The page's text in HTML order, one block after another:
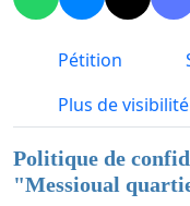
Pétition
Plus de visibilité
Politique de
"Messioual